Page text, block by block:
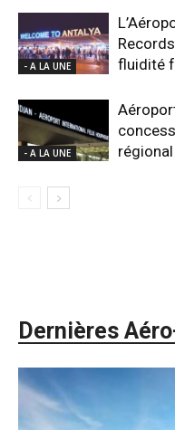
- A LA UNE
fluidité
- A LA UNE
régional
Dernières